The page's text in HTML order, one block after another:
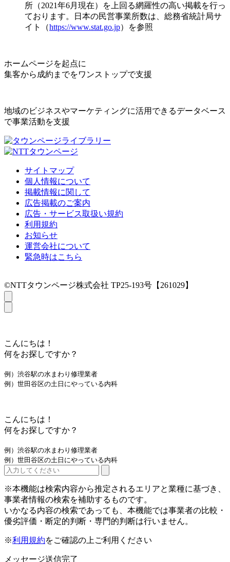
所（2021年6月現在）を上回る網羅性の高い掲載を行っ
ております。日本の民営事業所数は、総務省統計局サ
イト（https://www.stat.go.jp）を参照
ホームページを起点に
集客から成約までをワンストップで支援
地域のビジネスやマーケティングに活用できるデータベース
で事業活動を支援
サイトマップ
個人情報について
掲載情報に関して
広告掲載のご案内
広告・サービス取扱い規約
利用規約
お知らせ
運営会社について
緊急時はこちら
©NTTタウンページ株式会社 TP25-193号【261029】
こんにちは！
何をお探しですか？
例）渋谷駅の水まわり修理業者
例）世田谷区の土日にやっている内科
こんにちは！
何をお探しですか？
例）渋谷駅の水まわり修理業者
例）世田谷区の土日にやっている内科
※本機能は検索内容から推定されるエリアと業種に基づき、
事業者情報の検索を補助するものです。
いかなる内容の検索であっても、本機能では事業者の比較・
優劣評価・断定的判断・専門的判断は行いません。
※利用規約をご確認の上ご利用ください
メッセージ送信完了